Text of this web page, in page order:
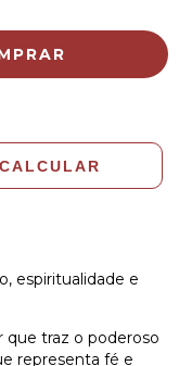
CALCULAR
espiritualidade e
que traz o poderoso
representa fé e